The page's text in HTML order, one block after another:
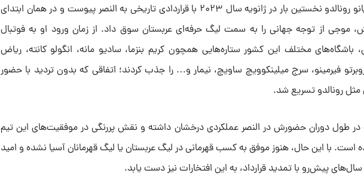
کریستیانو رونالدو نخستین بار در ژانویه سال ۲۰۲۳ با قراردادی تاریخی به النصر پیوست و در همان ابتدای
موجی از توجه جهانی را به سمت لیگ حرفه‌ای عربستان سوق داد. از زمان ورود او به فوتبال
باشگاه‌های مختلف این کشور ستاره‌هایی همچون کریم بنزما، سادیو مانه، انگولو کانته، ریاض
فیرمینو، سرج میلینکوویچ ساویچ، نیمار و… را جذب کردند؛ اتفاقی که بدون تردید با حضور
مثل رونالدو تسریع شد.
در طول دوران حضورش در النصر عملکردی درخشان داشته و نقش پررنگی در موفقیت‌های این تیم
است. با این حال، هنوز موفق به کسب قهرمانی در لیگ عربستان یا لیگ قهرمانان آسیا نشده و امید
سال‌های پیش‌رو با تمدید قرارداد، به این افتخارات نیز دست یابد.